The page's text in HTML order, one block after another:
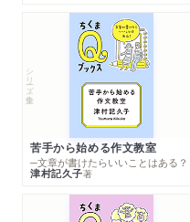
シリーズ・全集
苦手から始める作文教室
─文章が書けたらいいことはある？
津村記久子著